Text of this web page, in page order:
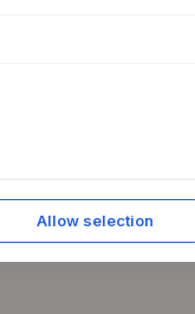
Allow selection